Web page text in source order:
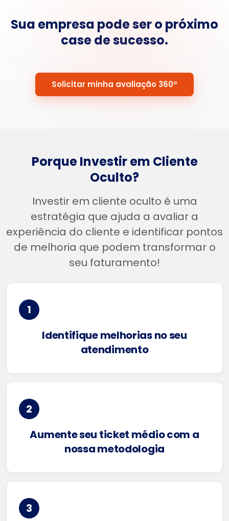
Sua empresa pode ser o próximo
case de sucesso.
Solicitar minha avaliação 360º
Porque Investir em Cliente
Oculto?
Investir em cliente oculto é uma
estratégia que ajuda a avaliar a
experiência do cliente e identificar pontos
de melhoria que podem transformar o
seu faturamento!
1
Identifique melhorias no seu
atendimento
2
Aumente seu ticket médio com a
nossa metodologia
3